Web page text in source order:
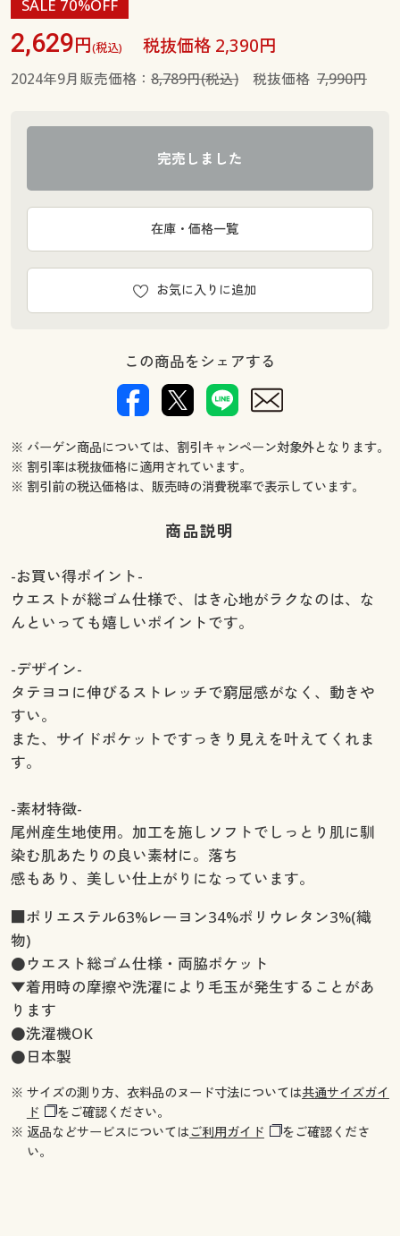
SALE 70%OFF
2,629円(税込) 税抜価格 2,390円
2024年9月販売価格： 8,789円(税込)税抜価格 7,990円
完売しました
お気に入りに追加
在庫・価格一覧
この商品をシェアする
※ バーゲン商品については、割引キャンペーン対象外となります。
※ 割引率は税抜価格に適用されています。
※ 割引前の税込価格は、販売時の消費税率で表示しています。
商品説明
-お買い得ポイント-
ウエストが総ゴム仕様で、はき心地がラクなのは、な
んといっても嬉しいポイントです。
-デザイン-
タテヨコに伸びるストレッチで窮屈感がなく、動きや
すい。
また、サイドポケットですっきり見えを叶えてくれま
す。
-素材特徴-
尾州産生地使用。加工を施しソフトでしっとり肌に馴
染む肌あたりの良い素材に。落ち
感もあり、美しい仕上がりになっています。
■ポリエステル63%レーヨン34%ポリウレタン3%(織
物)
●ウエスト総ゴム仕様・両脇ポケット
▼着用時の摩擦や洗濯により毛玉が発生することがあ
ります
●洗濯機OK
●日本製
※ サイズの測り方、衣料品のヌード寸法については共通サイズガイ
ド
をご確認ください。
※ 返品などサービスについてはご利用ガイド
をご確認くださ
い。